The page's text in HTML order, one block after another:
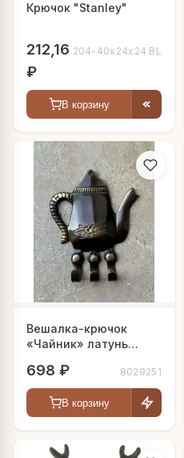
Крючок "Stanley"
212,16
₽
204-40х24х24 BL
В корзину
Вешалка-крючок
«Чайник» латунь
698 ₽ 8029251
В корзину